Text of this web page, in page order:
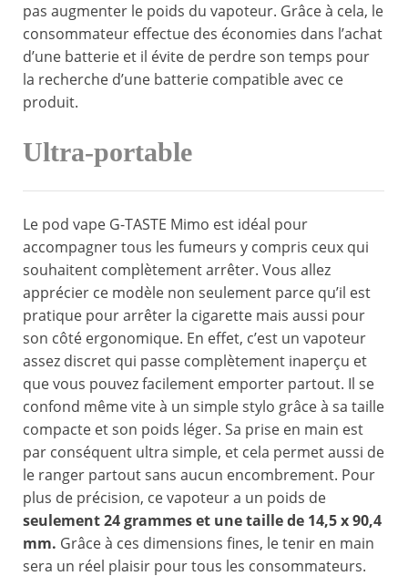
pas augmenter le poids du vapoteur. Grâce à cela, le
consommateur effectue des économies dans l’achat
d’une batterie et il évite de perdre son temps pour
la recherche d’une batterie compatible avec ce
produit.
Ultra-portable
Le pod vape G-TASTE Mimo est idéal pour
accompagner tous les fumeurs y compris ceux qui
souhaitent complètement arrêter. Vous allez
apprécier ce modèle non seulement parce qu’il est
pratique pour arrêter la cigarette mais aussi pour
son côté ergonomique. En effet, c’est un vapoteur
assez discret qui passe complètement inaperçu et
que vous pouvez facilement emporter partout. Il se
confond même vite à un simple stylo grâce à sa taille
compacte et son poids léger. Sa prise en main est
par conséquent ultra simple, et cela permet aussi de
le ranger partout sans aucun encombrement. Pour
plus de précision, ce vapoteur a un poids de
seulement 24 grammes et une taille de 14,5 x 90,4
mm. Grâce à ces dimensions fines, le tenir en main
sera un réel plaisir pour tous les consommateurs.